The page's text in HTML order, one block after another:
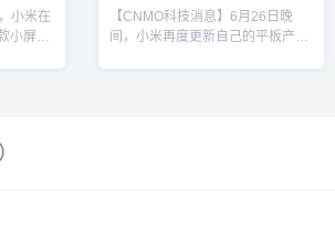
小米在
小屏平
【CNMO科技消息】6月26日晚
间，小米再度更新自己的平板产品